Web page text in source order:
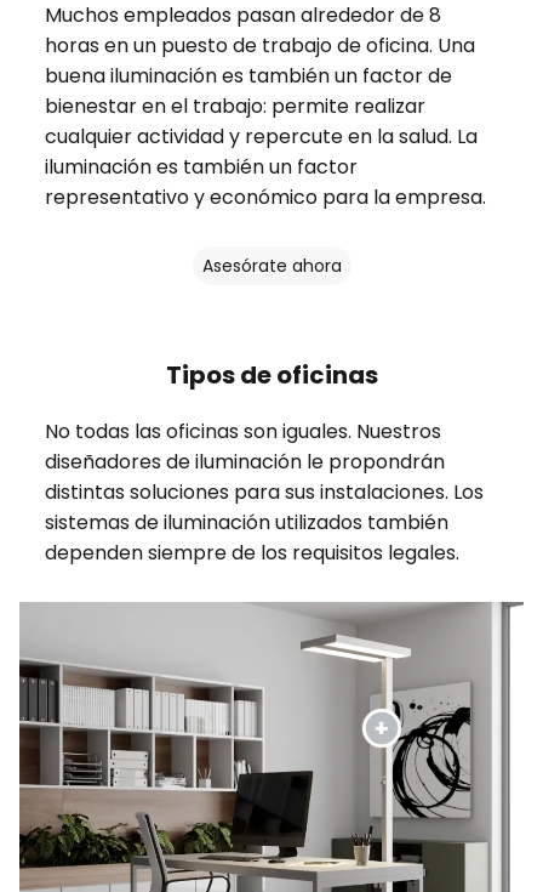
Muchos empleados pasan alrededor de 8
horas en un puesto de trabajo de oficina. Una
buena iluminación es también un factor de
bienestar en el trabajo: permite realizar
cualquier actividad y repercute en la salud. La
iluminación es también un factor
representativo y económico para la empresa.
Asesórate ahora
Tipos de oficinas
No todas las oficinas son iguales. Nuestros
diseñadores de iluminación le propondrán
distintas soluciones para sus instalaciones. Los
sistemas de iluminación utilizados también
dependen siempre de los requisitos legales.